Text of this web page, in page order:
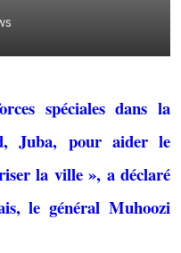
spéciales dans la
Juba, pour aider le
la ville », a déclaré
le général Muhoozi